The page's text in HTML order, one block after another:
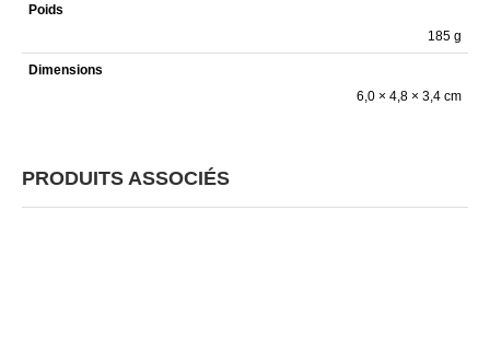
Poids
185 g
Dimensions
6,0 × 4,8 × 3,4 cm
PRODUITS ASSOCIÉS